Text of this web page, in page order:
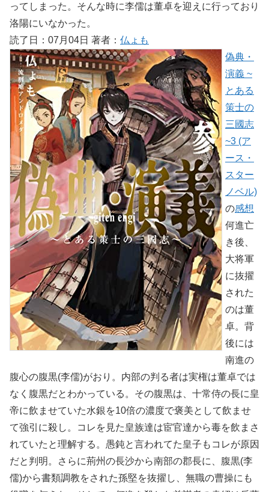
ってしまった。そんな時に李儒は董卓を迎えに行っており
洛陽にいなかった。
読了日：07月04日 著者： 仏ょも
偽典・
演義 ~
とある
策士の
三國志
~3 (ア
ース・
スター
ノベル)
の感想
何進亡
き後、
大将軍
に抜擢
された
のは董
卓。背
後には
南進の
腹心の腹黒(李儒)がおり。内部の判る者は実権は董卓では
なく腹黒だとわかっている。その腹黒は、十常侍の長に皇
帝に飲ませていた水銀を10倍の濃度で褒美として飲ませ
て強引に殺し。コレを見た皇族達は宦官達から毒を飲まさ
れていたと理解する。愚鈍と言われてた皇子もコレが原因
だと判明。さらに荊州の長沙から南部の郡長に、腹黒(李
儒)から書類調教をされた孫堅を抜擢し、無職の曹操にも